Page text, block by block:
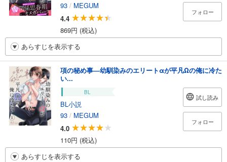
93 / MEGUM
4.4
869円 (税込)
フォロー
あらすじを表示する
項の秘め事―幼馴染みのエリートαが平凡Ωの俺に冷た
い...
BL
BL小説
93 / MEGUM
4.0
110円 (税込)
試し読み
フォロー
あらすじを表示する